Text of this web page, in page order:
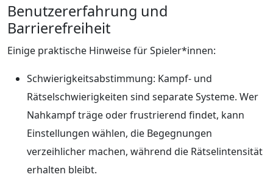
Benutzererfahrung und
Barrierefreiheit
Einige praktische Hinweise für Spieler*innen:
Schwierigkeitsabstimmung: Kampf- und
Rätselschwierigkeiten sind separate Systeme. Wer
Nahkampf träge oder frustrierend findet, kann
Einstellungen wählen, die Begegnungen
verzeihlicher machen, während die Rätselintensität
erhalten bleibt.